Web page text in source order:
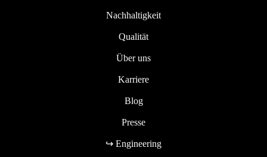
Nachhaltigkeit
Qualität
Über uns
Karriere
Blog
Presse
↪ Engineering